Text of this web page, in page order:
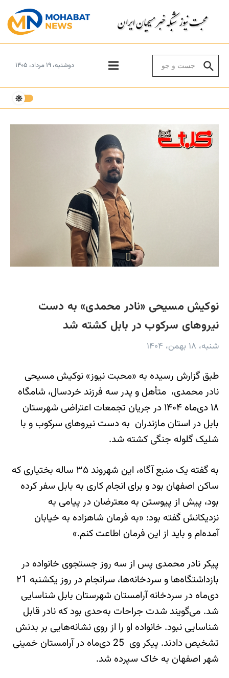
دوشنبه، ۱۹ مرداد، ۱۴۰۵
نوکیش مسیحی «نادر محمدی» به دست
نیروهای سرکوب در بابل کشته شد
شنبه، ۱۸ بهمن، ۱۴۰۴
طبق گزارش رسیده به «محبت نیوز» نوکیش مسیحی
نادر محمدی، متأهل و پدر سه فرزند خردسال، شامگاه
۱۸ دی‌ماه ۱۴۰۴ در جریان تجمعات اعتراضی شهرستان
بابل در استان مازندران به دست نیروهای سرکوب و با
شلیک گلوله جنگی کشته شد.
به گفته یک منبع آگاه، این شهروند ۳۵ ساله بختیاری که
ساکن اصفهان بود و برای انجام کاری به بابل سفر کرده
بود، پیش از پیوستن به معترضان در پیامی به
نزدیکانش گفته بود: «به فرمان شاهزاده به خیابان
آمده‌ام و باید از این فرمان اطاعت کنم.»
پیکر نادر محمدی پس از سه روز جستجوی خانواده در
بازداشتگاه‌ها و سردخانه‌ها، سرانجام در روز یکشنبه ۲1
دی‌ماه در سردخانه آرامستان شهرستان بابل شناسایی
شد. می‌گویند شدت جراحات به‌حدی بود که نادر قابل
شناسایی نبود. خانواده او را از روی نشانه‌هایی بر بدنش
تشخیص دادند. پیکر وی 25 دی‌ماه در آرامستان خمینی
شهر اصفهان به خاک سپرده شد.